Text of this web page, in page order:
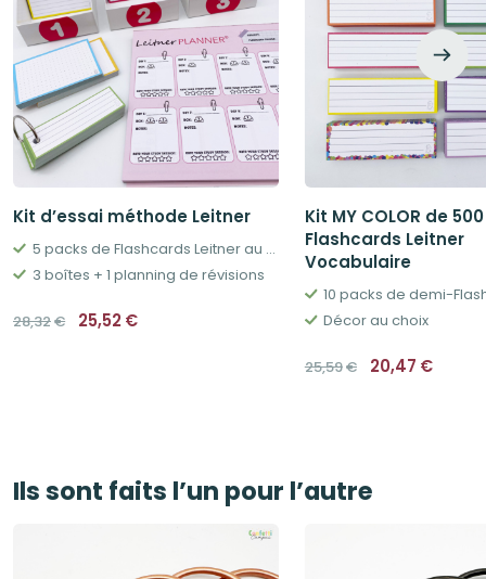
Kit d’essai méthode Leitner
5 packs de Flashcards Leitner au choix
3 boîtes + 1 planning de révisions
28,32€ Le
prix
25,52€
Kit MY COLOR de 500
Flashcards Leitner
Vocabulaire
Décor au choix
25,59€ Le
prix
20,47 €
Ils sont faits l’un pour l’autre